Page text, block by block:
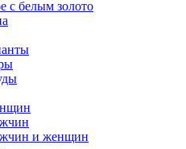
с белым золото
и женщин